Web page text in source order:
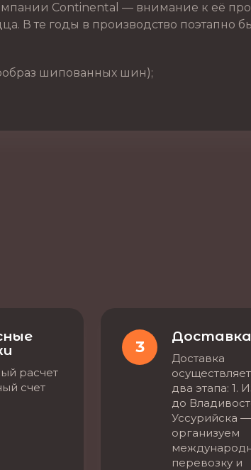
Continental — внимание к её
В те годы в производство поэтапно
шипованных шин);
расчет
счет
3
Доставка
Доставка
два этапа: 1.
до
Уссурийска —
организуем
перевозку и